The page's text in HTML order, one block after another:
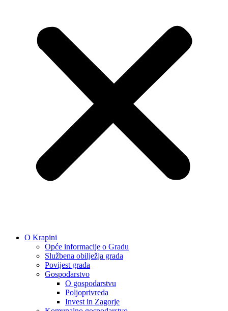
O Krapini
Opće informacije o Gradu
Službena obilježja grada
Povijest grada
Gospodarstvo
O gospodarstvu
Poljoprivreda
Invest in Zagorje